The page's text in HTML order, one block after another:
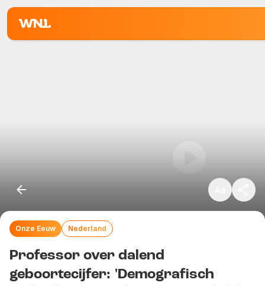
Onze Eeuw Nederland
Professor over dalend
geboortecijfer: 'Demografisch